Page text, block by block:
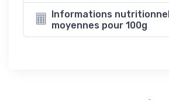
Informations
moyennes pour 100g